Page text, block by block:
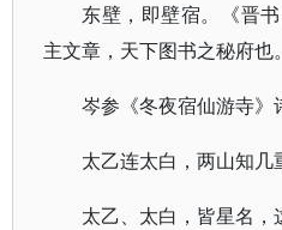
东壁，即壁宿。《晋书
主文章，天下图书之秘府也
岑参《冬夜宿仙游寺》
太乙连太白，两山知几
太乙、太白，皆星名，